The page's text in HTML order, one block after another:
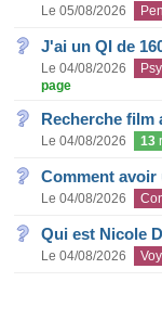
Le 05/08/2026
J'ai un QI de
Le 04/08/2026
page
Recherche film
Le 04/08/2026 13
Comment
Le 04/08/2026
Qui est Nicole
Le 04/08/2026